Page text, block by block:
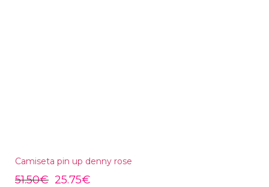
Camiseta pin up denny rose
51.50€ 25.75€